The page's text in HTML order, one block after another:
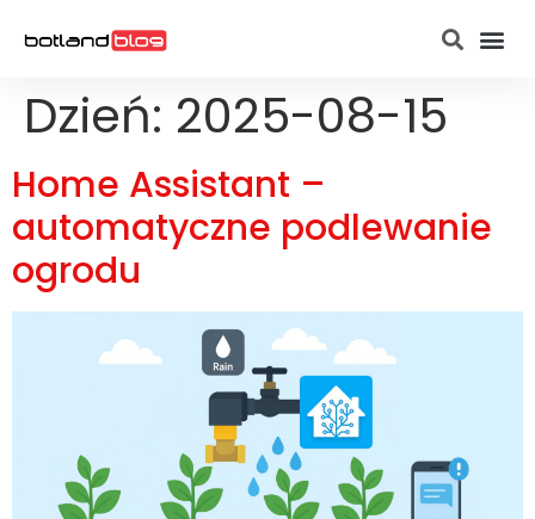
Dzień: 2025-08-15
Home Assistant –
automatyczne podlewanie
ogrodu